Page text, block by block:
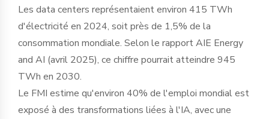
Les data centers représentaient environ 415 TWh
d'électricité en 2024, soit près de 1,5% de la
consommation mondiale. Selon le rapport AIE Energy
and AI (avril 2025), ce chiffre pourrait atteindre 945
TWh en 2030.
Le FMI estime qu'environ 40% de l'emploi mondial est
exposé à des transformations liées à l'IA, avec une